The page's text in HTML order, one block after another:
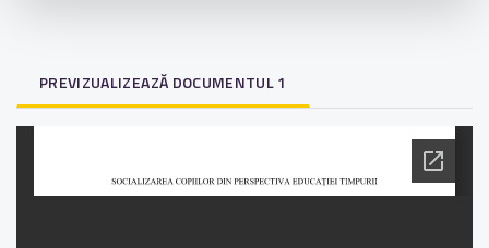
PREVIZUALIZEAZĂ DOCUMENTUL 1